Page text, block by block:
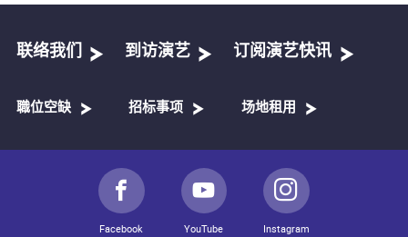
联络我们 到访演艺 订阅演艺快讯
職位空缺 招标事项 场地租用
Facebook YouTube Instagram